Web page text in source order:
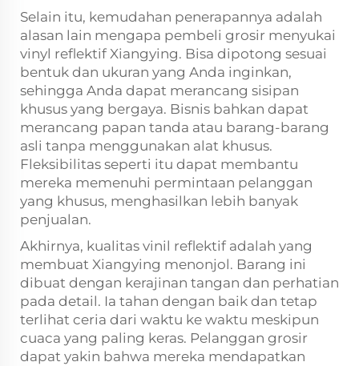
Selain itu, kemudahan penerapannya adalah
alasan lain mengapa pembeli grosir menyukai
vinyl reflektif Xiangying. Bisa dipotong sesuai
bentuk dan ukuran yang Anda inginkan,
sehingga Anda dapat merancang sisipan
khusus yang bergaya. Bisnis bahkan dapat
merancang papan tanda atau barang-barang
asli tanpa menggunakan alat khusus.
Fleksibilitas seperti itu dapat membantu
mereka memenuhi permintaan pelanggan
yang khusus, menghasilkan lebih banyak
penjualan.
Akhirnya, kualitas vinil reflektif adalah yang
membuat Xiangying menonjol. Barang ini
dibuat dengan kerajinan tangan dan perhatian
pada detail. Ia tahan dengan baik dan tetap
terlihat ceria dari waktu ke waktu meskipun
cuaca yang paling keras. Pelanggan grosir
dapat yakin bahwa mereka mendapatkan